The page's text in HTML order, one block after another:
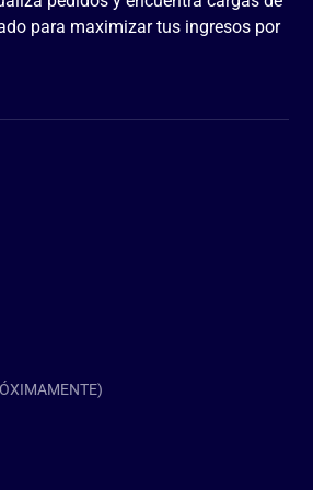
para maximizar tus ingresos por